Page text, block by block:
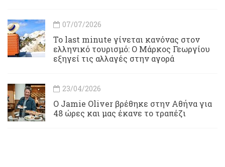
07/07/2026
Το last minute γίνεται κανόνας στον
ελληνικό τουρισμό: Ο Μάρκος Γεωργίου
εξηγεί τις αλλαγές στην αγορά
23/04/2026
Ο Jamie Oliver βρέθηκε στην Αθήνα για
48 ώρες και μας έκανε το τραπέζι